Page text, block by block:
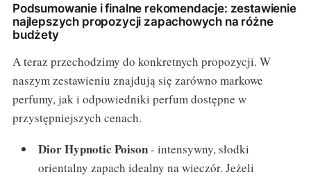
Podsumowanie i finalne rekomendacje: zestawienie
najlepszych propozycji zapachowych na różne
budżety
A teraz przechodzimy do konkretnych propozycji. W
naszym zestawieniu znajdują się zarówno markowe
perfumy, jak i odpowiedniki perfum dostępne w
przystępniejszych cenach.
Dior Hypnotic Poison- intensywny, słodki
orientalny zapach idealny na wieczór. Jeżeli